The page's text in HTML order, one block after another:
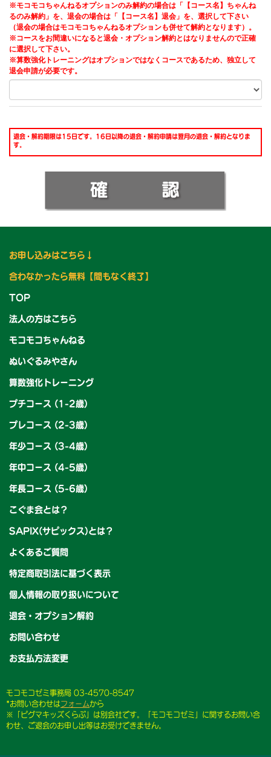
※モコモコちゃんねるオプションのみ解約の場合は「【コース名】ちゃんね
るのみ解約」を、退会の場合は「【コース名】退会」を、選択して下さい
（退会の場合はモコモコちゃんねるオプションも併せて解約となります）。
※コースをお間違いになると退会・オプション解約とはなりませんので正確
に選択して下さい。
※算数強化トレーニングはオプションではなくコースであるため、独立して
退会申請が必要です。
退会・解約期限は15日です。16日以降の退会・解約申請は翌月の退会・解約となりま
す。
お申し込みはこちら↓
合わなかったら無料【 間もなく終了】
TOP
法人の方はこちら
モコモコちゃんねる
ぬいぐるみやさん
算数強化トレーニング
プチコース (1-2歳)
プレコース (2-3歳)
年少コース (3-4歳)
年中コース (4-5歳)
年長コース (5-6歳)
こぐま会とは？
SAPIX(サピックス)とは？
よくあるご質問
特定商取引法に基づく表示
個人情報の取り扱いについて
退会・オプション解約
お問い合わせ
お支払方法変更
モコモコゼミ事務局 03-4570-8547
*お問い合わせはフォームから
※「ピグマキッズくらぶ」は別会社です。「モコモコゼミ」に関するお問い合
わせ、ご退会のお申し出等はお受けできません。